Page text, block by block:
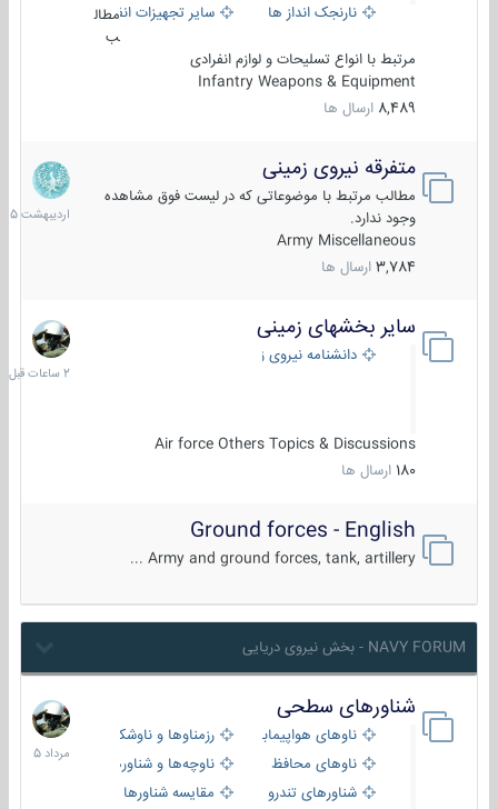
نارنجک انداز ها
سایر تجهیزات انفرادی
مطال
ب
مرتبط با انواع تسلیحات و لوازم انفرادی
Infantry Weapons & Equipment
8,489 ارسال ها
متفرقه نیروی زمینی
مطالب مرتبط با موضوعاتی که در لیست فوق مشاهده
وجود ندارد.
Army Miscellaneous
3,784 ارسال ها
27
1405
سایر بخشهای زمینی
دانشنامه نیروی زمینی
Air force Others Topics & Discussions
180 ارسال ها
2
ساعات
قبل
Ground forces - English
Army and ground forces, tank, artillery ...
NAVY FORUM - بخش نیروی دریایی
شناورهای سطحی
ناوهای هواپیمابر و بالگرد بررزمناوها و ناوشکن‌ها
ناوهای محافظ
ناوچه‌ها و شناورهای گشتی
شناورهای تندرو
مقایسه شناورها
2
مرداد
1405